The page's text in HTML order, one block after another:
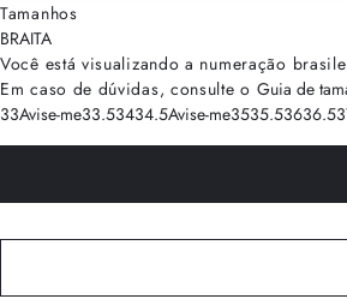
Tamanhos
BRAITA
Você está visualizando a numeração
Em caso de dúvidas, consulte o Guia de
33Avise-me33.53434.5Avise-me3535.53636.5